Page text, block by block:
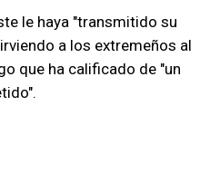
le haya "transmitido su
a los extremeños al
que ha calificado de "un